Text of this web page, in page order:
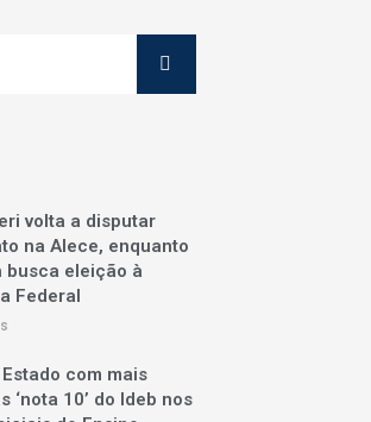
volta a disputar
na Alece, enquanto
busca eleição à
Federal
Estado com mais
‘nota 10’ do Ideb nos